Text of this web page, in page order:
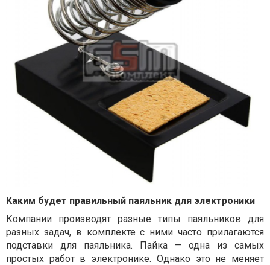
Каким будет правильный паяльник для электроники
Компании производят разные типы паяльников для
разных задач, в комплекте с ними часто прилагаются
подставки для паяльника. Пайка — одна из самых
простых работ в электронике. Однако это не меняет